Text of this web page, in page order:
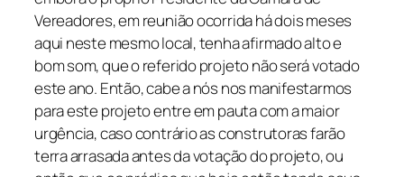
Vereadores, em reunião ocorrida há dois meses
aqui neste mesmo local, tenha afirmado alto e
bom som, que o referido projeto não será votado
este ano. Então, cabe a nós nos manifestarmos
para este projeto entre em pauta com a maior
urgência, caso contrário as construtoras farão
terra arrasada antes da votação do projeto, ou